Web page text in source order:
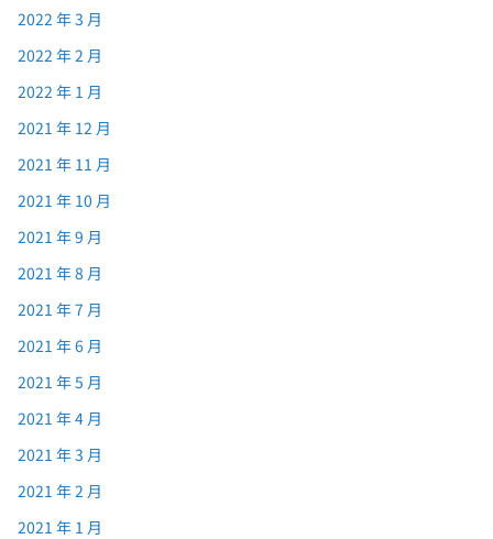
2022 年 3 月
2022 年 2 月
2022 年 1 月
2021 年 12 月
2021 年 11 月
2021 年 10 月
2021 年 9 月
2021 年 8 月
2021 年 7 月
2021 年 6 月
2021 年 5 月
2021 年 4 月
2021 年 3 月
2021 年 2 月
2021 年 1 月